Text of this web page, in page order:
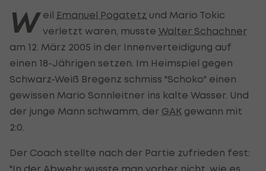
W eil Emanuel Pogatetz und Mario Tokic
verletzt waren, musste Walter Schachner
am 12. März 2005 in der Innenverteidigung auf
einen 18-Jährigen setzen. Im Heimspiel gegen
Schwarz-Weiß Bregenz schmiss "Schoko" einen
gewissen Mario Sonnleitner ins kalte Wasser. Und
der junge Mann schwamm, der GAK gewann mit
2:0.
Der Coach stellte nach der Partie zufrieden fest:
"In der Abwehr wusste man vorher nicht, wie es